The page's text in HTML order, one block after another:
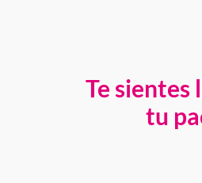
Te sientes
tu